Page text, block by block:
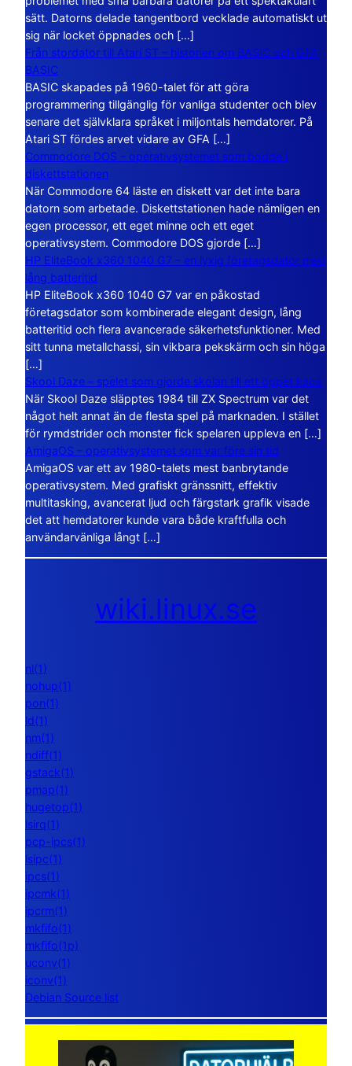
sätt. Datorns delade tangentbord vecklade automatiskt ut
sig när locket öppnades och […]
Från stordator till Atari ST – historien om BASIC och GFA
BASIC
BASIC skapades på 1960-talet för att göra
programmering tillgänglig för vanliga studenter och blev
senare det självklara språket i miljontals hemdatorer. På
Atari ST fördes arvet vidare av GFA […]
Commodore DOS – operativsystemet som bodde i
diskettstationen
När Commodore 64 läste en diskett var det inte bara
datorn som arbetade. Diskettstationen hade nämligen en
egen processor, ett eget minne och ett eget
operativsystem. Commodore DOS gjorde […]
HP EliteBook x360 1040 G7 – en lyxig företagsdator med
lång batteritid
HP EliteBook x360 1040 G7 var en påkostad
företagsdator som kombinerade elegant design, lång
batteritid och flera avancerade säkerhetsfunktioner. Med
sitt tunna metallchassi, sin vikbara pekskärm och sin höga
[…]
Skool Daze – spelet som gjorde skolan till ett öppet kaos
När Skool Daze släpptes 1984 till ZX Spectrum var det
något helt annat än de flesta spel på marknaden. I stället
för rymdstrider och monster fick spelaren uppleva en […]
AmigaOS – operativsystemet som var före sin tid
AmigaOS var ett av 1980-talets mest banbrytande
operativsystem. Med grafiskt gränssnitt, effektiv
multitasking, avancerat ljud och färgstark grafik visade
det att hemdatorer kunde vara både kraftfulla och
användarvänliga långt […]
wiki.linux.se
nl(1)
nohup(1)
pon(1)
ld(1)
nm(1)
ndiff(1)
gstack(1)
pmap(1)
hugetop(1)
lsirq(1)
pcp-ipcs(1)
lsipc(1)
ipcs(1)
ipcmk(1)
ipcrm(1)
mkfifo(1)
mkfifo(1p)
uconv(1)
iconv(1)
Debian Source list